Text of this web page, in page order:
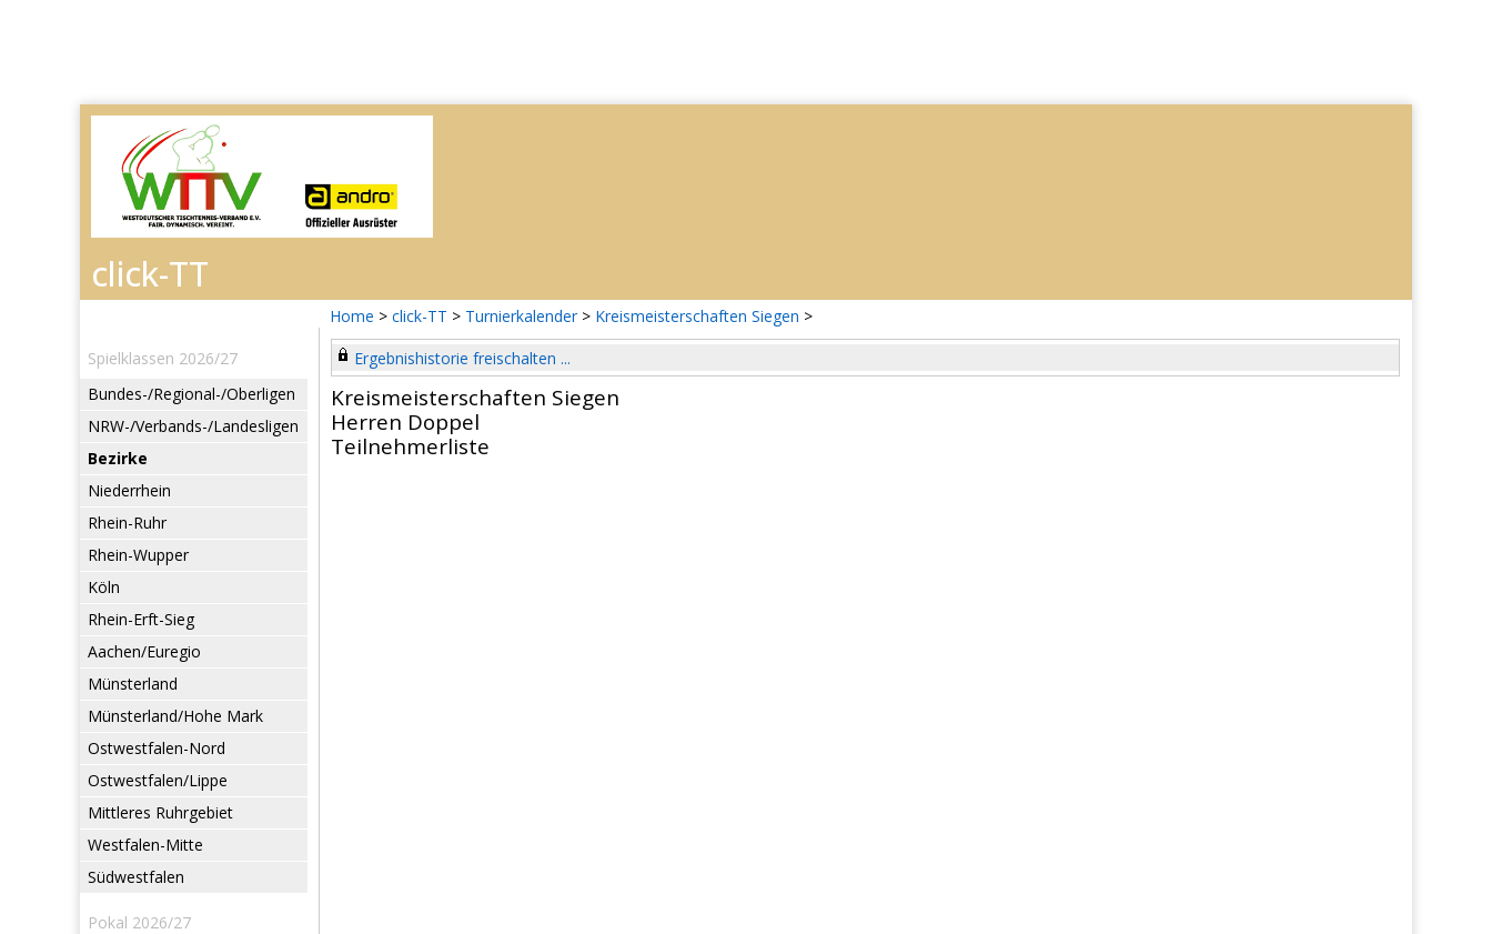
Home > click-TT > Turnierkalender > Kreismeisterschaften Siegen >
Spielklassen 2026/27
Bundes-/Regional-/Oberligen
NRW-/Verbands-/Landesligen
Bezirke
Niederrhein
Rhein-Ruhr
Rhein-Wupper
Köln
Rhein-Erft-Sieg
Aachen/Euregio
Münsterland
Münsterland/Hohe Mark
Ostwestfalen-Nord
Ostwestfalen/Lippe
Mittleres Ruhrgebiet
Westfalen-Mitte
Südwestfalen
Pokal 2026/27
Ergebnishistorie freischalten ...
Kreismeisterschaften Siegen
Herren Doppel
Teilnehmerliste